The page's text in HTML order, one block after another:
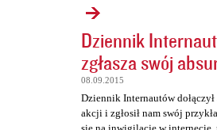
Dziennik
zgłasza swój
08.09.2015
Dziennik Internautów dołączył
akcji i zgłosił nam swój